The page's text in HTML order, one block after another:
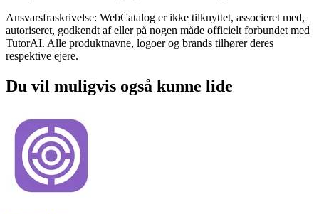
Ansvarsfraskrivelse: WebCatalog er ikke tilknyttet, associeret med,
autoriseret, godkendt af eller på nogen måde officielt forbundet med
TutorAI. Alle produktnavne, logoer og brands tilhører deres
respektive ejere.
Du vil muligvis også kunne lide